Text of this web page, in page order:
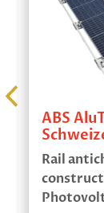
ABS
Rail